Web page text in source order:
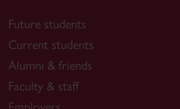
Future students
Current students
Alumni & friends
Faculty & staff